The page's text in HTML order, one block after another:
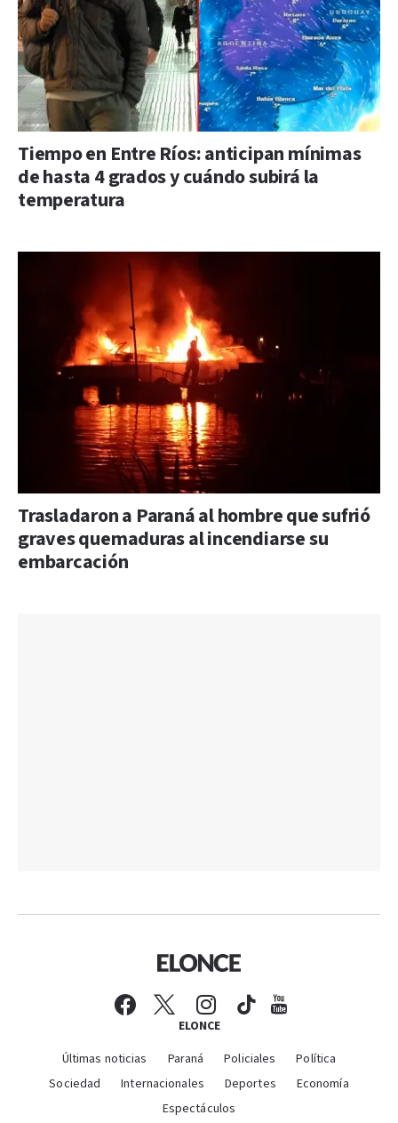
Tiempo en Entre Ríos: anticipan mínimas
de hasta 4 grados y cuándo subirá la
temperatura
Trasladaron a Paraná al hombre que sufrió
graves quemaduras al incendiarse su
embarcación
ELONCE
Últimas noticias Paraná Policiales
Política
Sociedad
Internacionales Deportes
Economía
Espectáculos